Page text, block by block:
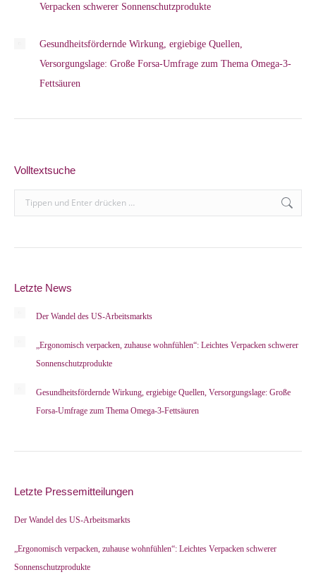
Verpacken schwerer Sonnenschutzprodukte
Gesundheitsfördernde Wirkung, ergiebige Quellen,
Versorgungslage: Große Forsa-Umfrage zum Thema Omega-3-
Fettsäuren
Volltextsuche
Search:
Letzte News
Der Wandel des US-Arbeitsmarkts
„Ergonomisch verpacken, zuhause wohnfühlen“: Leichtes Verpacken schwerer
Sonnenschutzprodukte
Gesundheitsfördernde Wirkung, ergiebige Quellen, Versorgungslage: Große
Forsa-Umfrage zum Thema Omega-3-Fettsäuren
Letzte Pressemitteilungen
Der Wandel des US-Arbeitsmarkts
„Ergonomisch verpacken, zuhause wohnfühlen“: Leichtes Verpacken schwerer
Sonnenschutzprodukte